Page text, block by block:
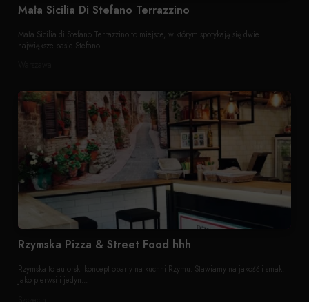
Mała Sicilia Di Stefano Terrazzino
Mała Sicilia di Stefano Terrazzino to miejsce, w którym spotykają się dwie
największe pasje Stefano ...
Rzymska Pizza & Street Food hhh
Rzymska to autorski koncept oparty na kuchni Rzymu. Stawiamy na jakość i smak.
Jako pierwsi i jedyn...